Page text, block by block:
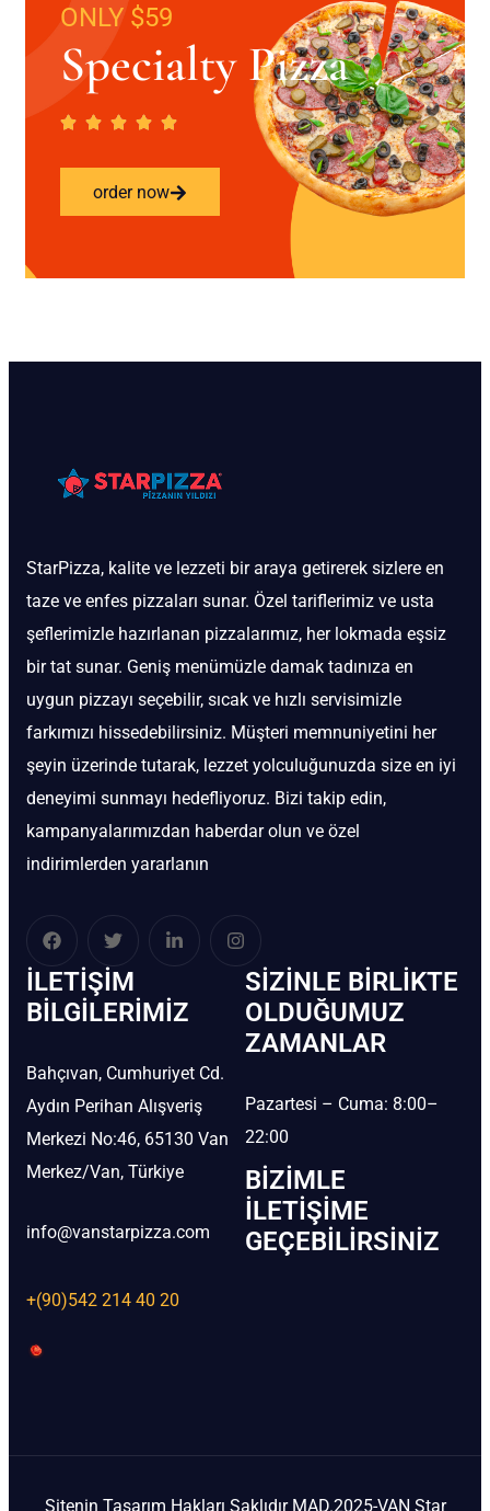
ONLY $59
Specialty Pizza
order now
StarPizza, kalite ve lezzeti bir araya getirerek sizlere en
taze ve enfes pizzaları sunar. Özel tariflerimiz ve usta
şeflerimizle hazırlanan pizzalarımız, her lokmada eşsiz
bir tat sunar. Geniş menümüzle damak tadınıza en
uygun pizzayı seçebilir, sıcak ve hızlı servisimizle
farkımızı hissedebilirsiniz. Müşteri memnuniyetini her
şeyin üzerinde tutarak, lezzet yolculuğunuzda size en iyi
deneyimi sunmayı hedefliyoruz. Bizi takip edin,
kampanyalarımızdan haberdar olun ve özel
indirimlerden yararlanın
İLETIŞIM
BİLGILERIMIZ
Bahçıvan, Cumhuriyet Cd.
Aydın Perihan Alışveriş
Merkezi No:46, 65130 Van
Merkez/Van, Türkiye
info@vanstarpizza.com
+(90)542 214 40 20
SIZINLE BIRLIKTE
OLDUĞUMUZ
ZAMANLAR
Pazartesi – Cuma: 8:00–
22:00
BIZIMLE
İLETIŞIME
GEÇEBILIRSINIZ
Sitenin Tasarım Hakları Saklıdır MAD.2025-VAN Star